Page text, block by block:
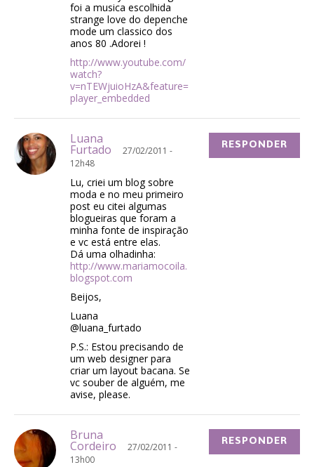
foi a musica escolhida
strange love do depenche
mode um classico dos
anos 80 .Adorei !
http://www.youtube.com/
watch?
v=nTEWjuioHzA&feature=
player_embedded
Luana
Furtado
27/02/2011 -
12h48
Lu, criei um blog sobre
moda e no meu primeiro
post eu citei algumas
blogueiras que foram a
minha fonte de inspiração
e vc está entre elas.
Dá uma olhadinha:
http://www.mariamocoila.
blogspot.com
Beijos,
Luana
@luana_furtado
P.S.: Estou precisando de
um web designer para
criar um layout bacana. Se
vc souber de alguém, me
avise, please.
RESPONDER
Bruna
Cordeiro
27/02/2011 -
13h00
RESPONDER